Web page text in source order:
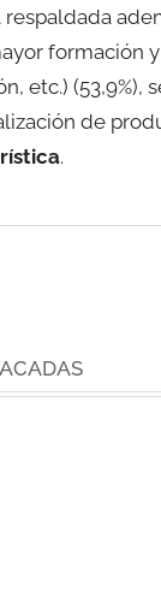
respaldada
formación
etc.) (53,9%),
de
.